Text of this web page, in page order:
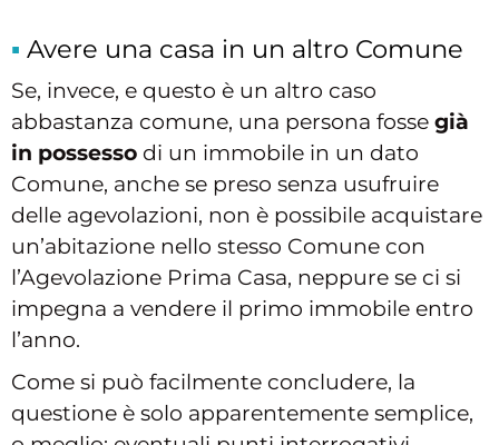
Avere una casa in un altro Comune
Se, invece, e questo è un altro caso
abbastanza comune, una persona fosse già
in possesso di un immobile in un dato
Comune, anche se preso senza usufruire
delle agevolazioni, non è possibile acquistare
un’abitazione nello stesso Comune con
l’Agevolazione Prima Casa, neppure se ci si
impegna a vendere il primo immobile entro
l’anno.
Come si può facilmente concludere, la
questione è solo apparentemente semplice,